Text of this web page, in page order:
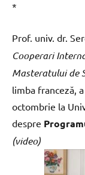
*
Prof. univ. dr.
Cooperari
Masteratului de
limba franceză,
octombrie la
despre
(video)